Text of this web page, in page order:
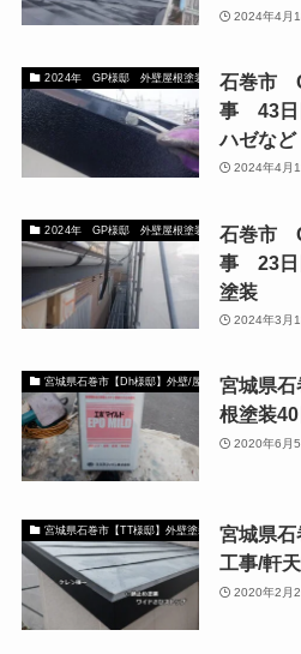
2024年4月
2024年 GP様邸 外壁屋根塗装工事 宮城県石巻
石巻市
事 43日
ハゼなど
2024年4月
2024年 GP様邸 外壁屋根塗装工事 宮城県石巻
石巻市
事 23日
塗装
2024年3月
宮城県石巻市【Dh様邸】外壁/屋根塗装工事
宮城県
根塗装40
2020年6月5
宮城県石巻市【TT様邸】外壁塗装
宮城県
工事/軒
2020年2月